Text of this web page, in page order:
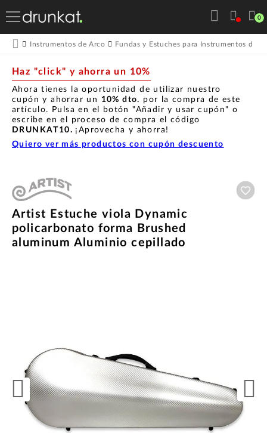
0
Instrumentos de Arco Fundas y Estuches para Instrumentos de
Haz "click" y ahorra un 10%
Ahora tienes la oportunidad de utilizar nuestro
cupón y ahorrar un 10% dto. por la compra de este
artículo. Pulsa en el botón "Añadir y usar cupón" o
escribe en el proceso de compra el código
DRUNKAT10. ¡Aprovecha y ahorra!
Quiero ver más productos con cupón descuento
Artist Estuche viola Dynamic
policarbonato forma Brushed
aluminum Aluminio cepillado